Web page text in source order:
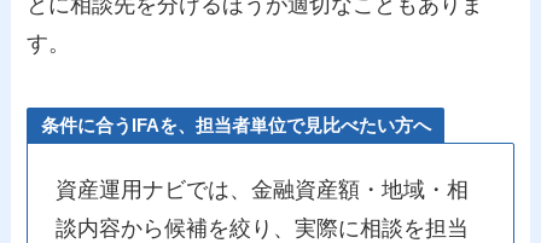
とに相談先を分けるほうが適切なこともありま
す。
条件に合うIFAを、担当者単位で見比べたい方へ
資産運用ナビでは、金融資産額・地域・相
談内容から候補を絞り、実際に相談を担当